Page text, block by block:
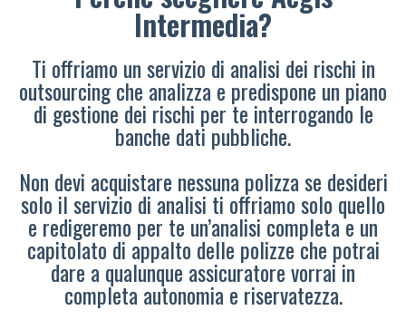
Intermedia?
Ti offriamo un servizio di analisi dei rischi in
outsourcing che analizza e predispone un piano
di gestione dei rischi per te interrogando le
banche dati pubbliche.
Non devi acquistare nessuna polizza se desideri
solo il servizio di analisi ti offriamo solo quello
e redigeremo per te un’analisi completa e un
capitolato di appalto delle polizze che potrai
dare a qualunque assicuratore vorrai in
completa autonomia e riservatezza.